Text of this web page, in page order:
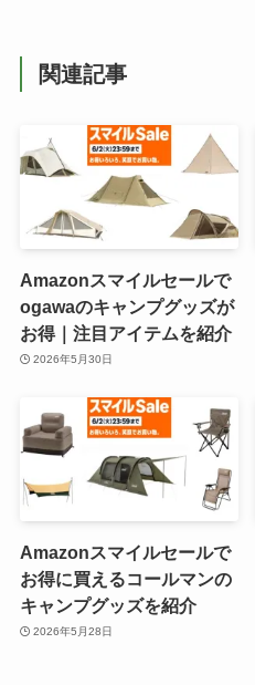
関連記事
Amazonスマイルセールで
ogawaのキャンプグッズが
お得｜注目アイテムを紹介
2026年5月30日
Amazonスマイルセールで
お得に買えるコールマンの
キャンプグッズを紹介
2026年5月28日